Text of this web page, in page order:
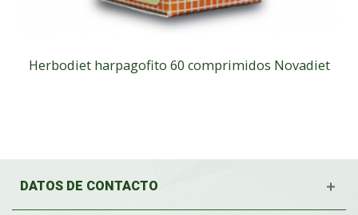
Herbodiet harpagofito 60 comprimidos Novadiet
DATOS DE CONTACTO